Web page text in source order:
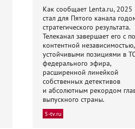
Как сообщает Lenta.ru, 2025
стал для Пятого канала
стратегического результата.
Телеканал завершает его с
контентной независимостью,
устойчивыми позициями в
федерального эфира,
расширенной линейкой
собственных детективов
и абсолютным рекордом
выпускного страны.
5-tv.ru